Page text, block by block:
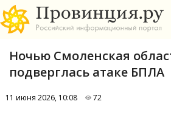
Ночью Смоленская
подверглась атаке БПЛА
11 июня 2026, 10:08 72